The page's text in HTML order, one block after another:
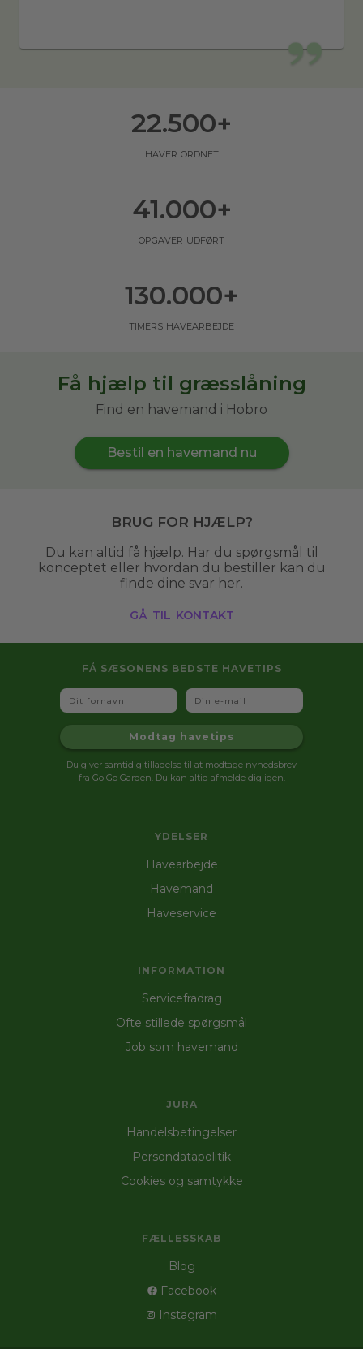
haver ordnet
22.500+
opgaver udført
41.000+
timers havearbejde
130.000+
Få hjælp til græsslåning
Find en havemand i Hobro
Bestil en havemand nu
Brug for hjælp?
Du kan altid få hjælp. Har du spørgsmål til
konceptet eller hvordan du bestiller kan du
finde dine svar her.
gå til kontakt
YDELSER
Havearbejde
Havemand
Haveservice
INFORMATION
Servicefradrag
Ofte stillede spørgsmål
Job som havemand
JURA
Handelsbetingelser
Persondatapolitik
Cookies og samtykke
FÆLLESSKAB
Blog
Facebook
Instagram
FÅ SÆSONENS BEDSTE HAVETIPS
Fornavn Email
Modtag havetips
Du giver samtidig tilladelse til at modtage nyhedsbrev
fra Go Go Garden. Du kan altid afmelde dig igen.